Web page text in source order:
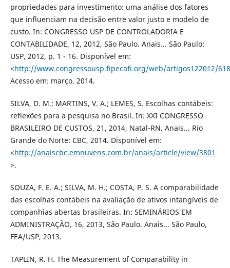
propriedades para investimento: uma análise dos fatores
que influenciam na decisão entre valor justo e modelo de
custo. In: CONGRESSO USP DE CONTROLADORIA E
CONTABILIDADE, 12, 2012, São Paulo. Anais... São Paulo:
USP, 2012, p. 1 - 16. Disponível em:
<http://www.congressousp.fipecafi.org/web/artigos122012/
Acesso em: março. 2014.
SILVA, D. M.; MARTINS, V. A.; LEMES, S. Escolhas contábeis:
reflexões para a pesquisa no Brasil. In: XXI CONGRESSO
BRASILEIRO DE CUSTOS, 21, 2014, Natal-RN. Anais... Rio
Grande do Norte: CBC, 2014. Disponível em:
<http://anaiscbc.emnuvens.com.br/anais/article/view/3801
>.
SOUZA, F. E. A.; SILVA, M. H.; COSTA, P. S. A comparabilidade
das escolhas contábeis na avaliação de ativos intangíveis de
companhias abertas brasileiras. In: SEMINÁRIOS EM
ADMINISTRAÇÃO, 16, 2013, São Paulo. Anais... São Paulo,
FEA/USP, 2013.
TAPLIN, R. H. The Measurement of Comparability in